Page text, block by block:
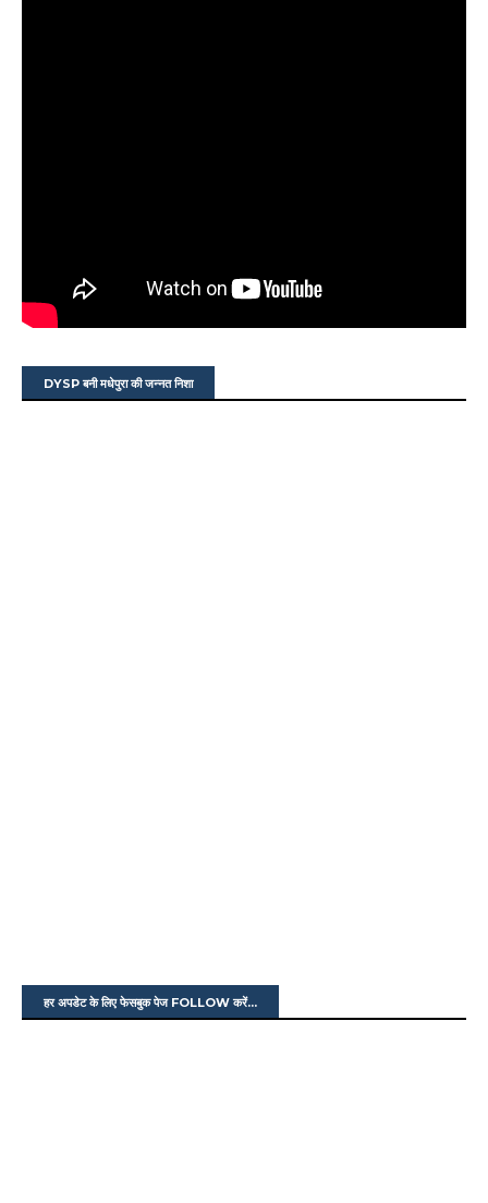
DYSP बनी मधेपुरा की जन्नत निशा
हर अपडेट के लिए फेसबुक पेज FOLLOW करें...